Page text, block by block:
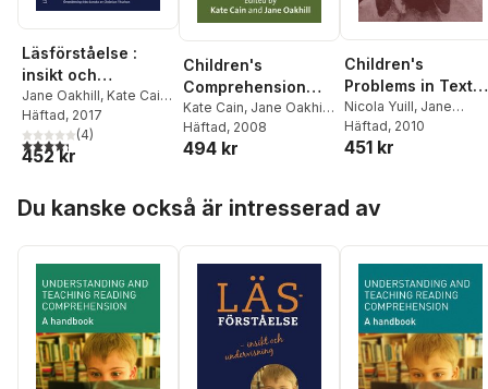
Läsförståelse :
insikt och
undervisning
Jane Oakhill, Kate Cain ,
Carsten Elbro
Häftad, 2017
4,3utav 5 stjärnor. Totalt antal röster:
(4)
452 kr
Children's
Comprehension
Problems in Oral
and Written
Language
Kate Cain, Jane Oakhill
Nicola Botting
Jacquelyn F Gamino
Häftad, 2008
494 kr
Children's
Problems in Text
Comprehension
Nicola Yuill, Jane
Oakhill
Häftad, 2010
451 kr
Du kanske också är intresserad av